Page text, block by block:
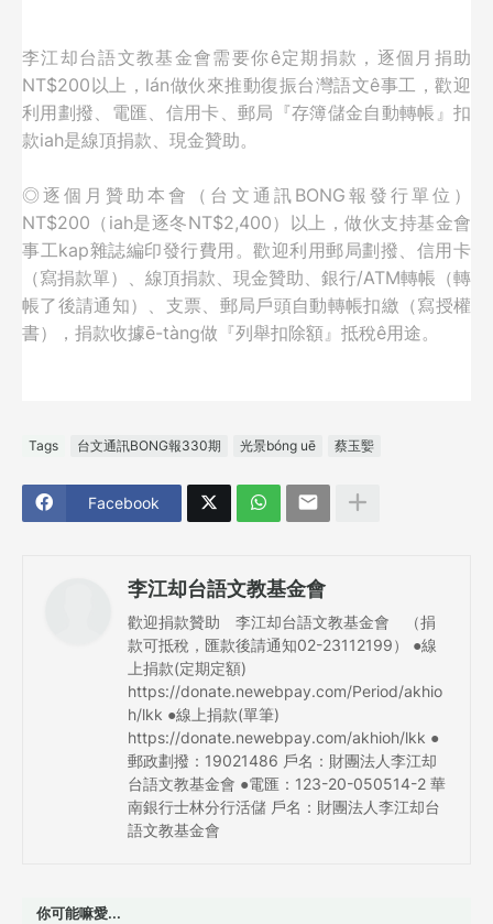
李江却台語文教基金會需要你ê定期捐款，逐個月捐助
NT$200以上，lán做伙來推動復振台灣語文ê事工，歡迎
利用劃撥、電匯、信用卡、郵局『存簿儲金自動轉帳』扣
款iah是線頂捐款、現金贊助。
◎逐個月贊助本會（台文通訊BONG報發行單位）
NT$200（iah是逐冬NT$2,400）以上，做伙支持基金會
事工kap雜誌編印發行費用。歡迎利用郵局劃撥、信用卡
（寫捐款單）、線頂捐款、現金贊助、銀行/ATM轉帳（轉
帳了後請通知）、支票、郵局戶頭自動轉帳扣繳（寫授權
書），捐款收據ē-tàng做『列舉扣除額』抵稅ê用途。
Tags 台文通訊BONG報330期 光景bóng uē 蔡玉媐
Facebook
李江却台語文教基金會
歡迎捐款贊助 李江却台語文教基金會 （捐
款可抵稅，匯款後請通知02-23112199） ●線
上捐款(定期定額)
https://donate.newebpay.com/Period/akhio
h/lkk ●線上捐款(單筆)
https://donate.newebpay.com/akhioh/lkk ●
郵政劃撥：19021486 戶名：財團法人李江却
台語文教基金會 ●電匯：123-20-050514-2 華
南銀行士林分行活儲 戶名：財團法人李江却台
語文教基金會
你可能嘛愛...